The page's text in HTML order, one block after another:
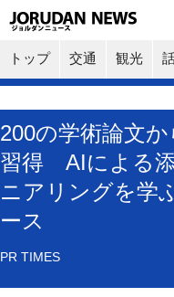
トップ 交通 観光
200の学術論文
習得 AIによる
ニアリングを学
ース
PR TIMES